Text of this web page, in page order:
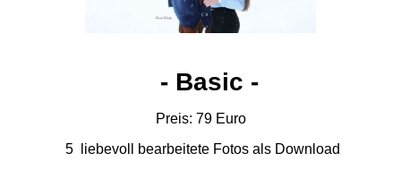
- Basic -
Preis: 79 Euro
5 liebevoll bearbeitete Fotos als Download